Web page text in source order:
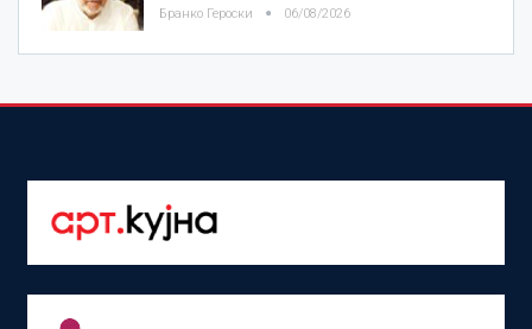
Бранко Героски 06/08/2026